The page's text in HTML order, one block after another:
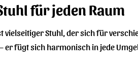
für jeden Raum
vielseitiger Stuhl, der sich für
er fügt sich harmonisch in jede